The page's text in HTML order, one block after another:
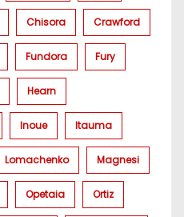
Chisora Crawford
Fundora Fury
Hearn
Inoue Itauma
Lomachenko Magnesi
Opetaia Ortiz